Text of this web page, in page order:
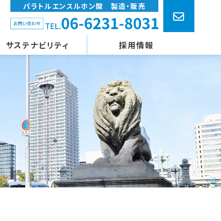
パラトルエンスルホン酸 製造・販売
サステナビリティ 採用情報